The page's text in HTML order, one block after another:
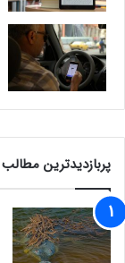
پربازدیدترین مطالب